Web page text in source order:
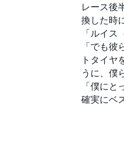
レース後
換した時
「ルイ
「でも
トタイヤ
うに、僕
「僕に
確実にベ